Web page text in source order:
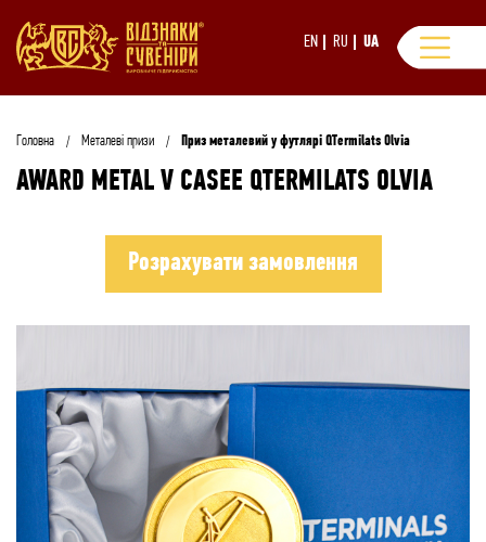
EN RU UA
Головна Металеві призи Приз металевий у футлярі QTermilats Olvia
AWARD METAL V CASEE QTERMILATS OLVIA
Розрахувати замовлення